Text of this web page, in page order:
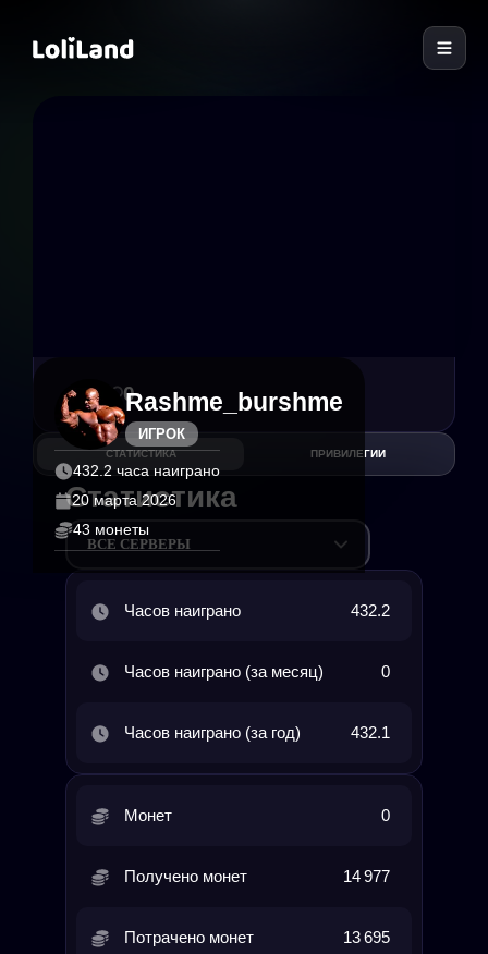
ИГРОК
Rashme_burshme
432.2 часа наиграно
20 марта 2026
43 монеты
2 0
СТАТИСТИКА ПРИВИЛЕГИИ
Статистика
ВСЕ СЕРВЕРЫ
Часов наиграно 432.2
Часов наиграно (за месяц) 0
Часов наиграно (за год) 432.1
Монет 0
Получено монет 14 977
Потрачено монет 13 695